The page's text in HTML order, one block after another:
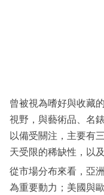
區
曾被視為嗜好與收藏
視野，與藝術品、名
以備受關注，主要有
天受限的稀缺性，以
從市場分布來看，
為重要動力；美國與